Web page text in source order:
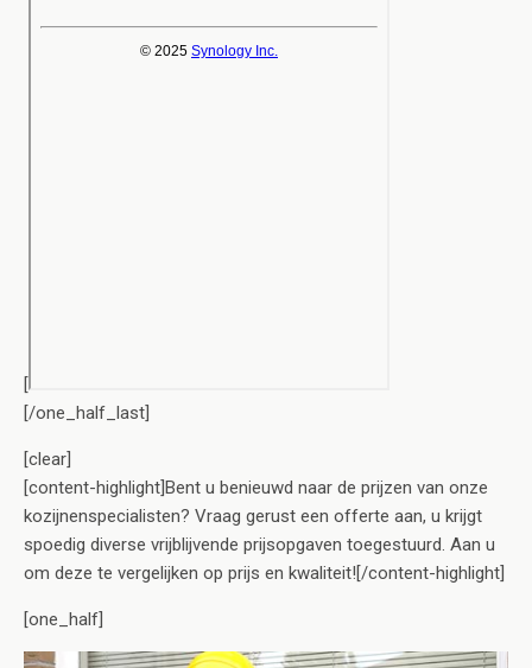
[
[/one_half_last]
[clear]
[content-highlight]Bent u benieuwd naar de prijzen van onze
kozijnenspecialisten? Vraag gerust een offerte aan, u krijgt
spoedig diverse vrijblijvende prijsopgaven toegestuurd. Aan u
om deze te vergelijken op prijs en kwaliteit![/content-highlight]
[one_half]